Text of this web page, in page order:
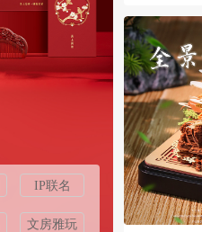
IP联名
文房雅玩